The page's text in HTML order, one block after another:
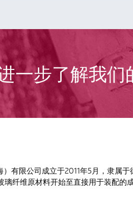
一步了解我们
有限公司成立于2011年5月，隶属
纤维原材料开始至直接用于装配的